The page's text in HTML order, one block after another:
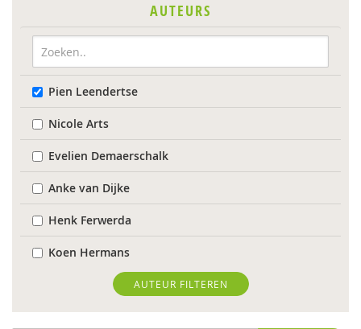
AUTEURS
Pien Leendertse
Nicole Arts
Evelien Demaerschalk
Anke van Dijke
Henk Ferwerda
Koen Hermans
Carinda Jansen
AUTEUR FILTEREN